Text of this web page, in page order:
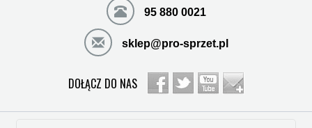
95 880 0021
sklep@pro-sprzet.pl
DOŁĄCZ DO NAS